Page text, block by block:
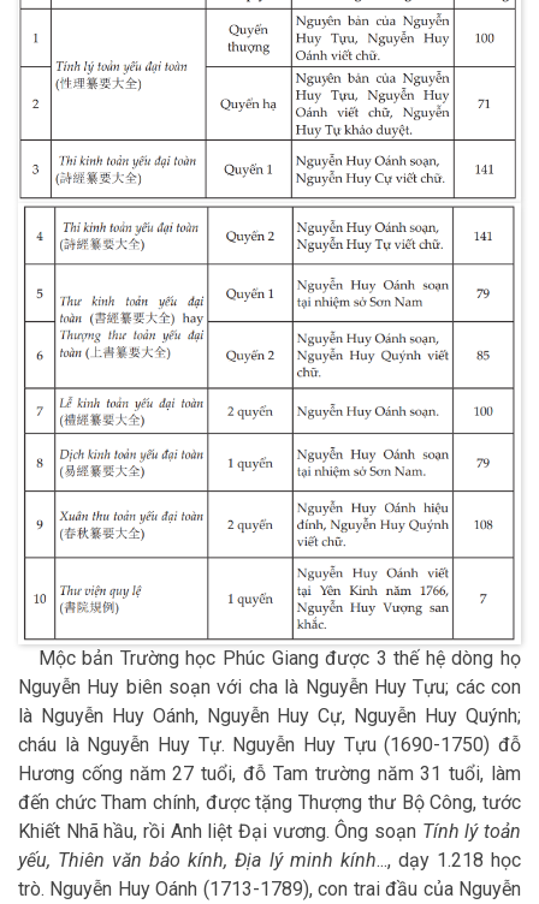
Mộc bản Trường học Phúc Giang được 3 thế hệ dòng họ
Nguyễn Huy biên soạn với cha là Nguyễn Huy Tựu; các con
là Nguyễn Huy Oánh, Nguyễn Huy Cự, Nguyễn Huy Quýnh;
cháu là Nguyễn Huy Tự. Nguyễn Huy Tựu (1690-1750) đỗ
Hương cống năm 27 tuổi, đỗ Tam trường năm 31 tuổi, làm
đến chức Tham chính, được tặng Thượng thư Bộ Công, tước
Khiết Nhã hầu, rồi Anh liệt Đại vương. Ông soạn Tính lý toản
yếu, Thiên văn bảo kính, Địa lý minh kính..., dạy 1.218 học
trò. Nguyễn Huy Oánh (1713-1789), con trai đầu của Nguyễn